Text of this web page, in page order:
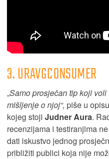
3. URAVGCONSUMER
„Samo prosječan tip koji
mišljenje o njoj“, piše u
kojeg stoji Judner Aura.
recenzijama i testiranjima
dati iskustvo jednog
približiti publici koja nije